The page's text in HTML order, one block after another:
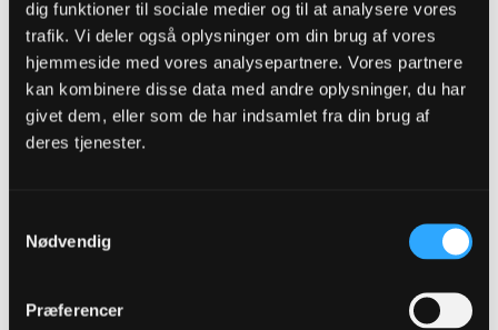
dig funktioner til sociale medier og til at analysere vores
trafik. Vi deler også oplysninger om din brug af vores
hjemmeside med vores analysepartnere. Vores partnere
kan kombinere disse data med andre oplysninger, du har
givet dem, eller som de har indsamlet fra din brug af
deres tjenester.
Nødvendig
Præferencer
"Einstellung ist alles. Talent wird überschätzt. Talent ist
Grundvoraussetzung, ohne Talent geht nichts, aber Talent stellt dich
nur in die Tür. Charakter, Einstellung und Fleiß bringen dich hindurch"
- Norbert Elgert -
Leander
#7
17-03-2019, 17:12
...og begge er det bedste.